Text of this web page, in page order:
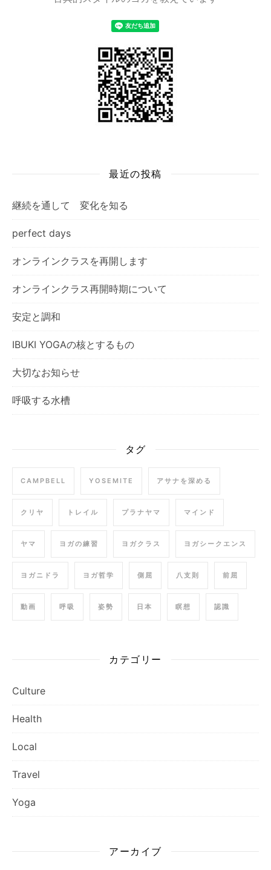
最近の投稿
継続を通して 変化を知る
perfect days
オンラインクラスを再開します
オンラインクラス再開時期について
安定と調和
IBUKI YOGAの核とするもの
大切なお知らせ
呼吸する水槽
タグ
CAMPBELL YOSEMITE アサナを深める
クリヤ トレイル プラナヤマ マインド
ヤマ ヨガの練習 ヨガクラス ヨガシークエンス
ヨガニドラ ヨガ哲学 側屈 八支則 前屈
動画 呼吸 姿勢 日本 瞑想 認識
カテゴリー
Culture
Health
Local
Travel
Yoga
アーカイブ